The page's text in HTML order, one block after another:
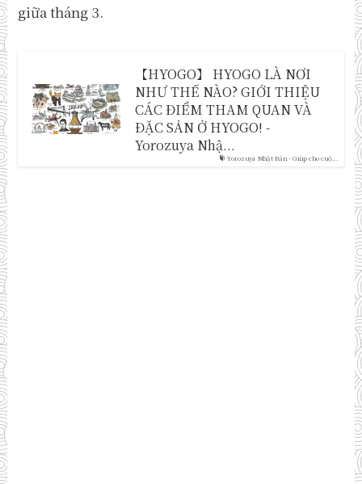
giữa tháng 3.
Yorozuya Nhật Bản - Giúp cho cuộ...
【HYOGO】 HYOGO LÀ NƠI
NHƯ THẾ NÀO? GIỚI THIỆU
CÁC ĐIỂM THAM QUAN VÀ
ĐẶC SẢN Ở HYOGO! -
Yorozuya Nhậ...